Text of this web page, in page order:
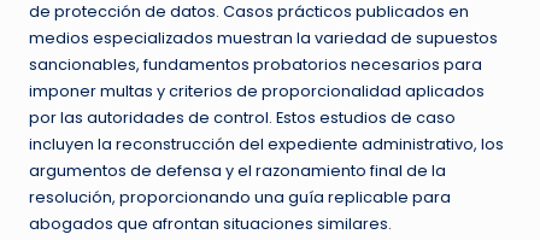
de protección de datos. Casos prácticos publicados en
medios especializados muestran la variedad de supuestos
sancionables, fundamentos probatorios necesarios para
imponer multas y criterios de proporcionalidad aplicados
por las autoridades de control. Estos estudios de caso
incluyen la reconstrucción del expediente administrativo, los
argumentos de defensa y el razonamiento final de la
resolución, proporcionando una guía replicable para
abogados que afrontan situaciones similares.